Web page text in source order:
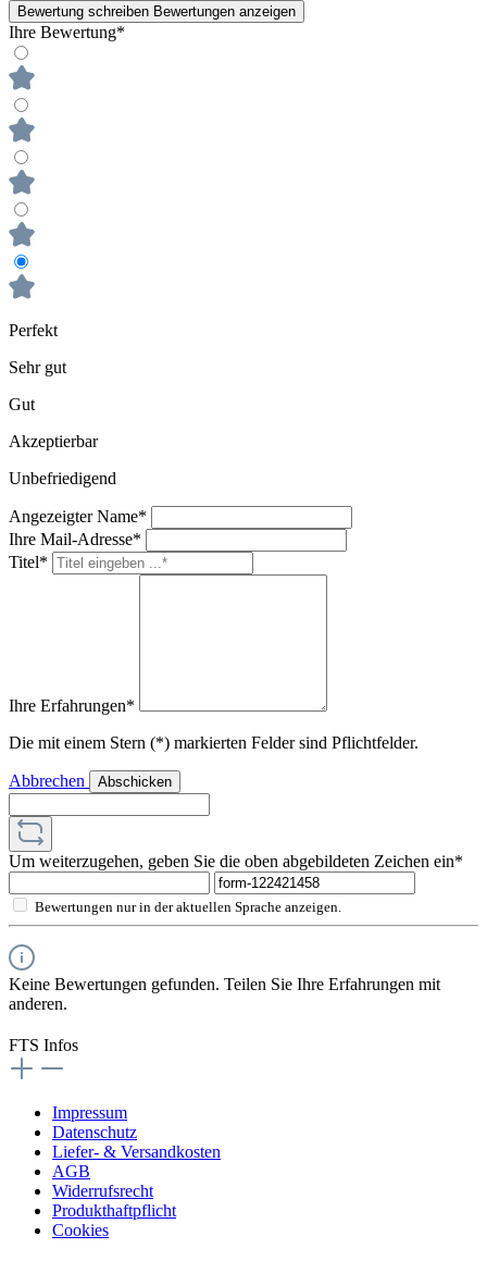
Bewertung schreiben Bewertungen anzeigen
Ihre Bewertung*
Perfekt
Sehr gut
Gut
Akzeptierbar
Unbefriedigend
Angezeigter Name*
Ihre Mail-Adresse*
Titel*
Ihre Erfahrungen*
Die mit einem Stern (*) markierten Felder sind Pflichtfelder.
Abbrechen Abschicken
Um weiterzugehen, geben Sie die oben abgebildeten Zeichen ein*
Bewertungen nur in der aktuellen Sprache anzeigen.
Keine Bewertungen gefunden. Teilen Sie Ihre Erfahrungen mit
anderen.
FTS Infos
Impressum
Datenschutz
Liefer- & Versandkosten
AGB
Widerrufsrecht
Produkthaftpflicht
Cookies